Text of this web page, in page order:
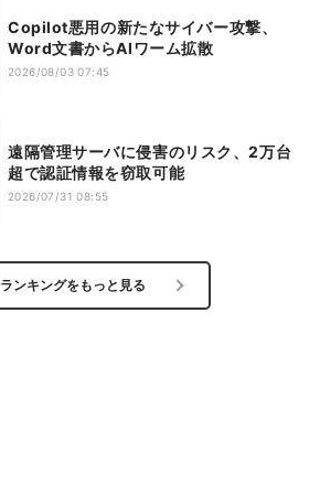
Copilot悪用の新たなサイバー攻撃、
Word文書からAIワーム拡散
2026/08/03 07:45
遠隔管理サーバに侵害のリスク、2万台
超で認証情報を窃取可能
2026/07/31 08:55
ランキングをもっと見る